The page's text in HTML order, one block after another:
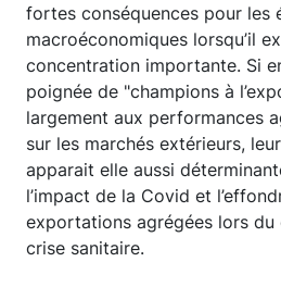
fortes conséquences pour les
macroéconomiques lorsqu’il
concentration importante. Si
poignée de "champions à
largement aux performances
sur les marchés extérieurs,
apparait elle aussi
l’impact de la Covid et
exportations agrégées lors du
crise sanitaire.